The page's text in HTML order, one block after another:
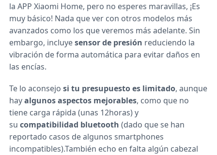
la APP Xiaomi Home, pero no esperes maravillas, ¡Es
muy básico! Nada que ver con otros modelos más
avanzados como los que veremos más adelante. Sin
embargo, incluyesensor de presión reduciendo la
vibración de forma automática para evitar daños en
las encías.
Te lo aconsejo si tu presupuesto es limitado, aunque
hayalgunos aspectos mejorables, como que no
tiene carga rápida (unas 12horas) y
su compatibilidad bluetooth (dado que se han
reportado casos de algunos smartphones
incompatibles).También echo en falta algún cabezal